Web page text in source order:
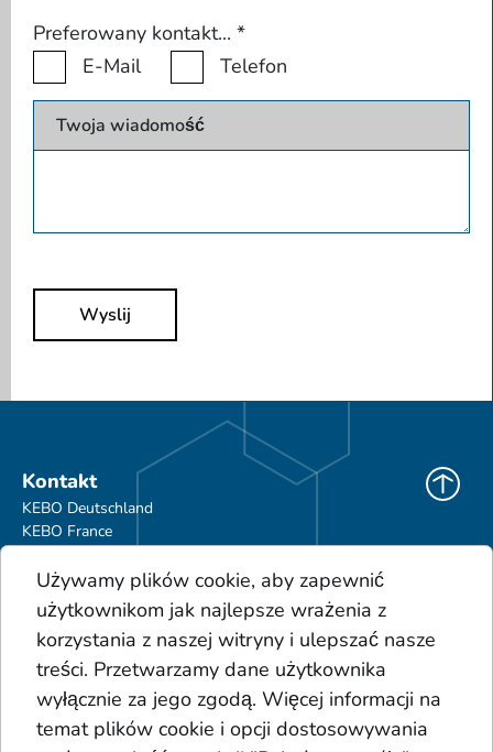
Preferowany kontakt... *
E-Mail
Telefon
Twoja wiadomość
Wyslij
Kontakt
KEBO Deutschland
KEBO France
Do pobrania
Ogólne Warunki Handlowe
Portfolio produktów
Glosariusz
Osady
Kwasy
Używamy plików cookie, aby zapewnić
użytkownikom jak najlepsze wrażenia z
korzystania z naszej witryny i ulepszać nasze
treści. Przetwarzamy dane użytkownika
wyłącznie za jego zgodą. Więcej informacji na
temat plików cookie i opcji dostosowywania